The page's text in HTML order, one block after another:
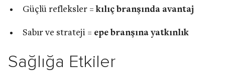
Güçlü refleksler = kılıç branşında avantaj
Sabır ve strateji = epe branşına yatkınlık
Sağlığa Etkiler